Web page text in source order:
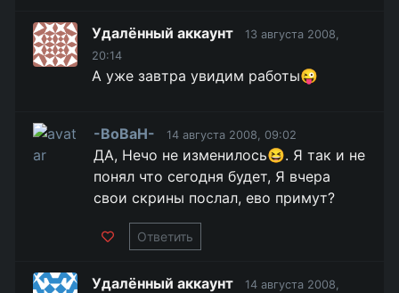
Удалённый аккаунт
13 августа 2008,
20:14
А уже завтра увидим работы😜
-BoBaH- 14 августа 2008, 09:02
ДА, Нечо не изменилось😆. Я так и не
понял что сегодня будет, Я вчера
свои скрины послал, ево примут?
Ответить
Удалённый аккаунт
14 августа 2008,